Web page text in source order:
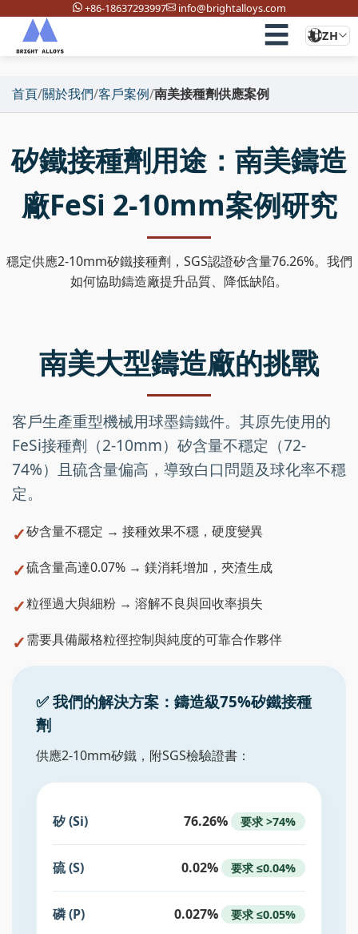
+86-18637293997 info@brightalloys.com
☰ ZH
首頁/關於我們/客戶案例/南美接種劑供應案例
矽鐵接種劑用途：南美鑄造
廠FeSi 2-10mm案例研究
穩定供應2-10mm矽鐵接種劑，SGS認證矽含量76.26%。我們
如何協助鑄造廠提升品質、降低缺陷。
南美大型鑄造廠的挑戰
客戶生產重型機械用球墨鑄鐵件。其原先使用的
FeSi接種劑（2-10mm）矽含量不穩定（72-
74%）且硫含量偏高，導致白口問題及球化率不穩
定。
矽含量不穩定 → 接種效果不穩，硬度變異
硫含量高達0.07% → 鎂消耗增加，夾渣生成
粒徑過大與細粉 → 溶解不良與回收率損失
需要具備嚴格粒徑控制與純度的可靠合作夥伴
✅ 我們的解決方案：鑄造級75%矽鐵接種
劑
供應2-10mm矽鐵，附SGS檢驗證書：
矽 (Si) 76.26% 要求 >74%
硫 (S) 0.02% 要求 ≤0.04%
磷 (P) 0.027% 要求 ≤0.05%